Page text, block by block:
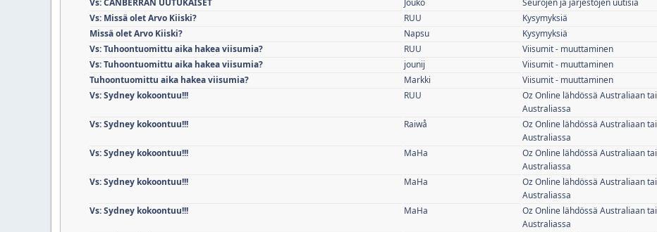
Vs: CANBERRAN UUTUKAISET
Jouko Seurojen ja järjestöjen uutisia
Vs: Missä olet Arvo Kiiski?
RUU Kysymyksiä
Missä olet Arvo Kiiski?
Napsu Kysymyksiä
Vs: Tuhoontuomittu aika hakea viisumia?
RUU Viisumit - muuttaminen
Vs: Tuhoontuomittu aika hakea viisumia?
jounij Viisumit - muuttaminen
Tuhoontuomittu aika hakea viisumia?
Markki Viisumit - muuttaminen
Vs: Sydney kokoontuu!!!
RUU
Oz Online lähdössä Australiaan tai
Australiassa
Vs: Sydney kokoontuu!!! Raiwå
Oz Online lähdössä Australiaan tai
Australiassa
Vs: Sydney kokoontuu!!! MaHa
Oz Online lähdössä Australiaan tai
Australiassa
Vs: Sydney kokoontuu!!! MaHa
Oz Online lähdössä Australiaan tai
Australiassa
Vs: Sydney kokoontuu!!! MaHa
Oz Online lähdössä Australiaan tai
Australiassa